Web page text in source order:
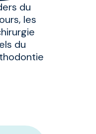
du
les
du